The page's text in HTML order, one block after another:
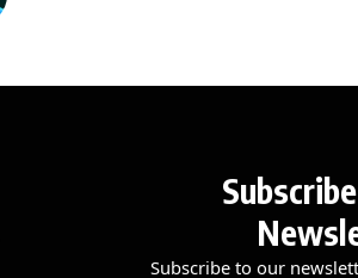
Subscribe to our